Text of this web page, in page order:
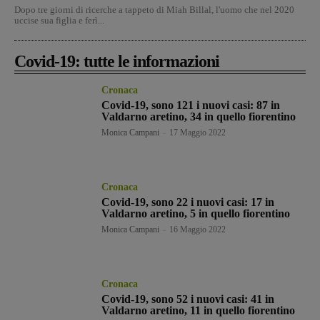
Dopo tre giorni di ricerche a tappeto di Miah Billal, l'uomo che nel 2020
uccise sua figlia e ferì...
Covid-19: tutte le informazioni
Cronaca
Covid-19, sono 121 i nuovi casi: 87 in
Valdarno aretino, 34 in quello fiorentino
Monica Campani 17 Maggio 2022
Cronaca
Covid-19, sono 22 i nuovi casi: 17 in
Valdarno aretino, 5 in quello fiorentino
Monica Campani 16 Maggio 2022
Cronaca
Covid-19, sono 52 i nuovi casi: 41 in
Valdarno aretino, 11 in quello fiorentino